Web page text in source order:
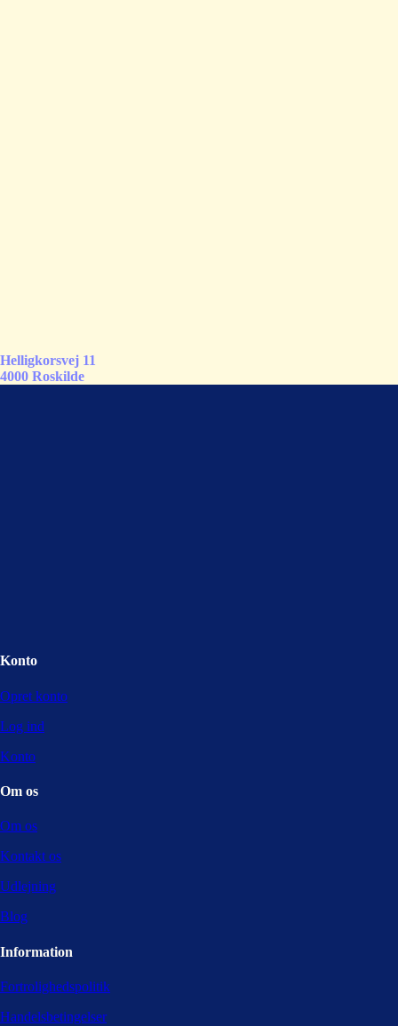
Helligkorsvej 11
4000 Roskilde
Konto
Opret konto
Log ind
Konto
Om os
Om os
Kontakt os
Udlejning
Blog
Information
Fortrolighedspolitik
Handelsbetingelser